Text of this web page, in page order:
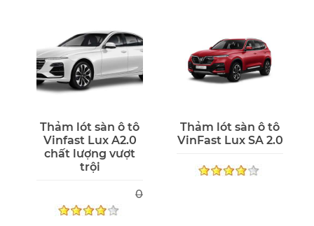
Thảm lót sàn ô tô
Vinfast Lux A2.0
chất lượng vượt
trội
0
Thảm lót sàn ô tô
VinFast Lux SA 2.0